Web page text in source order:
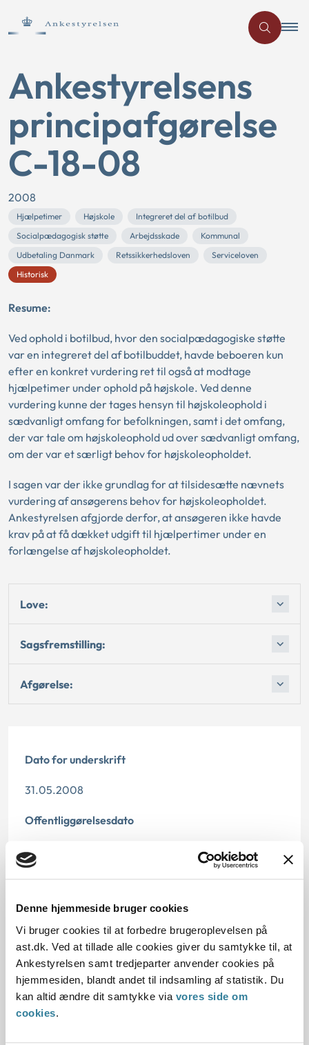
Denne hjemmeside bruger cookies
Vi bruger cookies til at forbedre brugeroplevelsen på
ast.dk. Ved at tillade alle cookies giver du samtykke til, at
Ankestyrelsen samt tredjeparter anvender cookies på
hjemmesiden, blandt andet til indsamling af statistik. Du
kan altid ændre dit samtykke via vores side om
cookies.
Ankestyrelsens
principafgørelse
C-18-08
2008
Hjælpetimer Højskole
Integreret del af botilbud
Socialpædagogisk støtte
Arbejdsskade
Kommunal
Udbetaling Danmark
Retssikkerhedsloven
Serviceloven
Historisk
Resume:
Ved ophold i botilbud, hvor den socialpædagogiske støtte
var en integreret del af botilbuddet, havde beboeren kun
efter en konkret vurdering ret til også at modtage
hjælpetimer under ophold på højskole. Ved denne
vurdering kunne der tages hensyn til højskoleophold i
sædvanligt omfang for befolkningen, samt i det omfang,
der var tale om højskoleophold ud over sædvanligt omfang,
om der var et særligt behov for højskoleopholdet.
I sagen var der ikke grundlag for at tilsidesætte nævnets
vurdering af ansøgerens behov for højskoleopholdet.
Ankestyrelsen afgjorde derfor, at ansøgeren ikke havde
krav på at få dækket udgift til hjælpertimer under en
forlængelse af højskoleopholdet.
Love:
Sagsfremstilling:
Afgørelse:
Dato for underskrift
31.05.2008
Offentliggørelsesdato
11.07.2013
Denne principmeddelelse er kasseret den 6.
vejledningsværdi.
Paragraf
§ 85 § 97 § 5 § 4 § 69 § 83 § 97v § 97f § 97i
Journalnummer